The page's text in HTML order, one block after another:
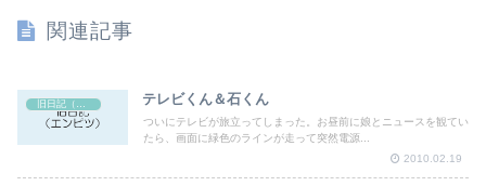
関連記事
旧日記（エンピツ） テレビくん＆石くん
ついにテレビが旅立ってしまった。お昼前に娘とニュースを観てい
たら、画面に緑色のラインが走って突然電源...
2010.02.19